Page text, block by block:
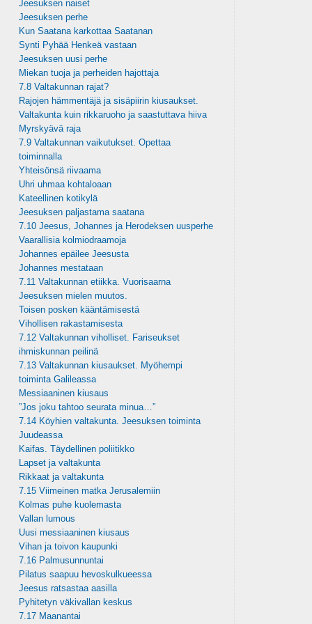
Jeesuksen naiset
Jeesuksen perhe
Kun Saatana karkottaa Saatanan
Synti Pyhää Henkeä vastaan
Jeesuksen uusi perhe
Miekan tuoja ja perheiden hajottaja
7.8 Valtakunnan rajat?
Rajojen hämmentäjä ja sisäpiirin kiusaukset.
Valtakunta kuin rikkaruoho ja saastuttava hiiva
Myrskyävä raja
7.9 Valtakunnan vaikutukset. Opettaa
toiminnalla
Yhteisönsä riivaama
Uhri uhmaa kohtaloaan
Kateellinen kotikylä
Jeesuksen paljastama saatana
7.10 Jeesus, Johannes ja Herodeksen uusperhe
Vaarallisia kolmiodraamoja
Johannes epäilee Jeesusta
Johannes mestataan
7.11 Valtakunnan etiikka. Vuorisaarna
Jeesuksen mielen muutos.
Toisen posken kääntämisestä
Vihollisen rakastamisesta
7.12 Valtakunnan viholliset. Fariseukset
ihmiskunnan peilinä
7.13 Valtakunnan kiusaukset. Myöhempi
toiminta Galileassa
Messiaaninen kiusaus
”Jos joku tahtoo seurata minua…”
7.14 Köyhien valtakunta. Jeesuksen toiminta
Juudeassa
Kaifas. Täydellinen poliitikko
Lapset ja valtakunta
Rikkaat ja valtakunta
7.15 Viimeinen matka Jerusalemiin
Kolmas puhe kuolemasta
Vallan lumous
Uusi messiaaninen kiusaus
Vihan ja toivon kaupunki
7.16 Palmusunnuntai
Pilatus saapuu hevoskulkueessa
Jeesus ratsastaa aasilla
Pyhitetyn väkivallan keskus
7.17 Maanantai